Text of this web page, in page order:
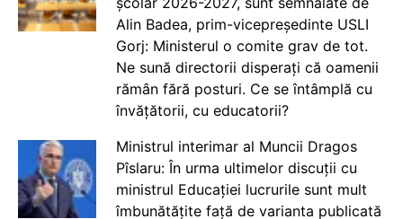
Alin Badea, prim-vicepreședinte USLI
Gorj: Ministerul o comite grav de tot.
Ne sună directorii disperați că oamenii
rămân fără posturi. Ce se întâmplă cu
învățătorii, cu educatorii?
Ministrul interimar al Muncii Dragos
Pîslaru: În urma ultimelor discuții cu
ministrul Educației lucrurile sunt mult
îmbunătățite față de varianta publicată